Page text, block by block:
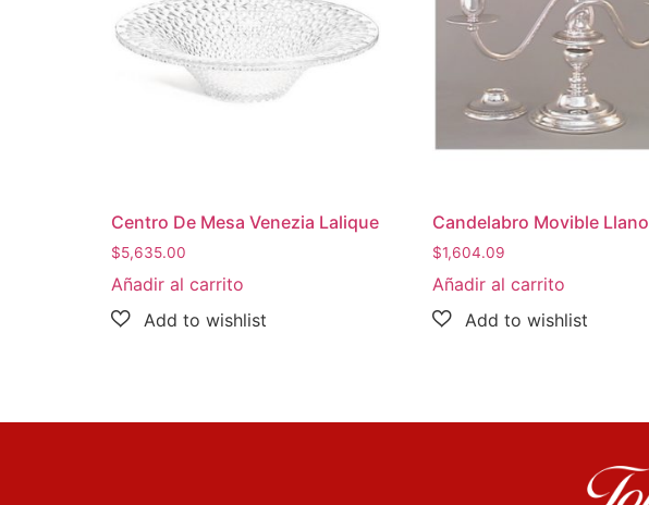
Centro De Mesa Venezia Lalique
$5,635.00
Añadir al carrito
Candelabro Movible Llano
$1,604.09
Añadir al carrito